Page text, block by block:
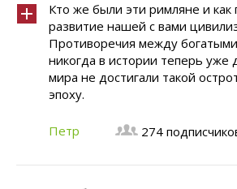
Кто же были эти римляне и как
развитие нашей с вами
Противоречия между
никогда в истории теперь уже
мира не достигали такой
эпоху.
Петр 274